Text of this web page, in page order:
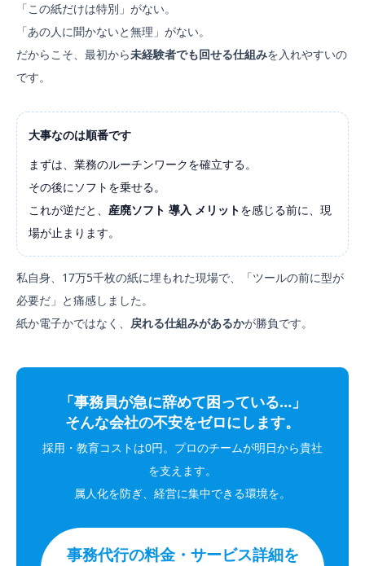
「この紙だけは特別」がない。
「あの人に聞かないと無理」がない。
だからこそ、最初から未経験者でも回せる仕組みを入れやすいの
です。
大事なのは順番です
まずは、業務のルーチンワークを確立する。
その後にソフトを乗せる。
これが逆だと、 産廃ソフト 導入 メリットを感じる前に、現
場が止まります。
私自身、17万5千枚の紙に埋もれた現場で、「ツールの前に型が
必要だ」と痛感しました。
紙か電子かではなく、 戻れる仕組みがあるかが勝負です。
「事務員が急に辞めて困っている…」
そんな会社の不安をゼロにします。
採用・教育コストは0円。プロのチームが明日から貴社
を支えます。
属人化を防ぎ、経営に集中できる環境を。
事務代行の料金・サービス詳細を